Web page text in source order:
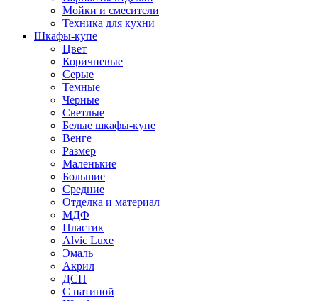
Мойки и смесители
Техника для кухни
Шкафы-купе
Цвет
Коричневые
Серые
Темные
Черные
Светлые
Белые шкафы-купе
Венге
Размер
Маленькие
Большие
Средние
Отделка и материал
МДФ
Пластик
Alvic Luxe
Эмаль
Акрил
ДСП
С патиной